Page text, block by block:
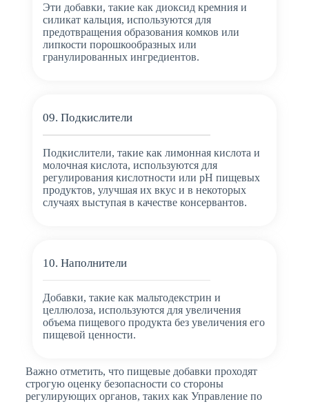
Эти добавки, такие как диоксид кремния и
силикат кальция, используются для
предотвращения образования комков или
липкости порошкообразных или
гранулированных ингредиентов.
09. Подкислители
Подкислители, такие как лимонная кислота и
молочная кислота, используются для
регулирования кислотности или pH пищевых
продуктов, улучшая их вкус и в некоторых
случаях выступая в качестве консервантов.
10. Наполнители
Добавки, такие как мальтодекстрин и
целлюлоза, используются для увеличения
объема пищевого продукта без увеличения его
пищевой ценности.
Важно отметить, что пищевые добавки проходят
строгую оценку безопасности со стороны
регулирующих органов, таких как Управление по